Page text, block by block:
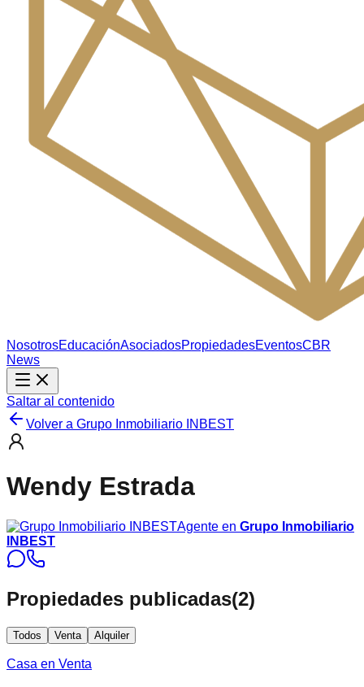
NosotrosEducaciónAsociadosPropiedadesEventosCBR
News
Saltar al contenido
Volver a Grupo Inmobiliario INBEST
Wendy Estrada
Agente en Grupo Inmobiliario
INBEST
Propiedades publicadas(2)
Todos Venta Alquiler
Casa en Venta